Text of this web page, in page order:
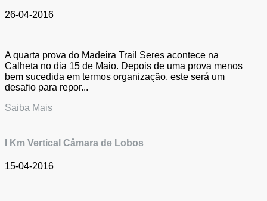
26-04-2016
A quarta prova do Madeira Trail Seres acontece na
Calheta no dia 15 de Maio. Depois de uma prova menos
bem sucedida em termos organização, este será um
desafio para repor...
Saiba Mais
I Km Vertical Câmara de Lobos
15-04-2016